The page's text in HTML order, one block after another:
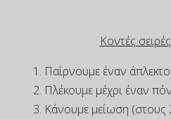
Κοντές
Παίρνουμε έναν
Πλέκουμε μέχρι έναν
Κάνουμε μείωση (στους